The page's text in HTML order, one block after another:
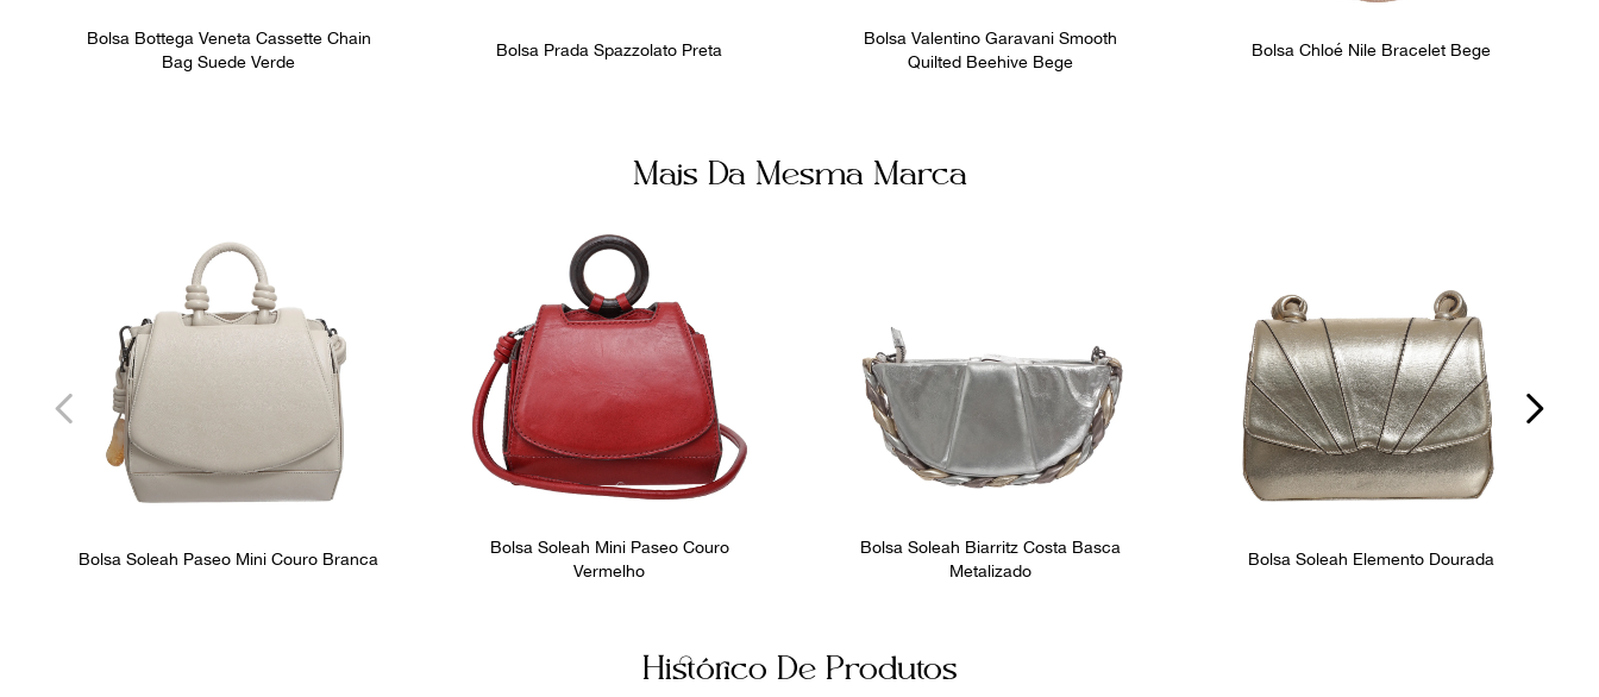
Bolsa Bottega Veneta Cassette Chain
Bag Suede Verde
Bolsa Prada Spazzolato Preta
Bolsa Valentino Garavani Smooth
Quilted Beehive Bege
Bolsa Chloé Nile Bracelet Bege
Mais Da Mesma Marca
Bolsa Soleah Paseo Mini Couro Branca
Bolsa Soleah Mini Paseo Couro
Vermelho
Bolsa Soleah Biarritz Costa Basca
Metalizado
Bolsa Soleah Elemento Dourada
Histórico De Produtos